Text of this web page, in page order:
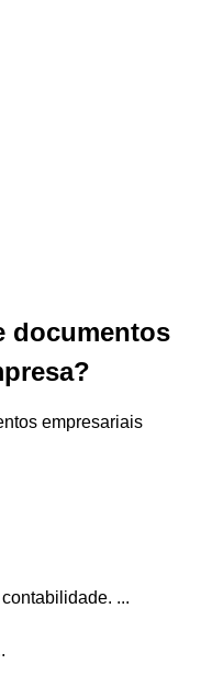
documentos
empresariais
...